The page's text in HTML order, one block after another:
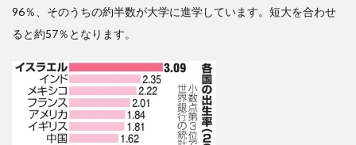
96％、そのうちの約半数が大学に進学しています。短大を合わせ
ると約57％となります。